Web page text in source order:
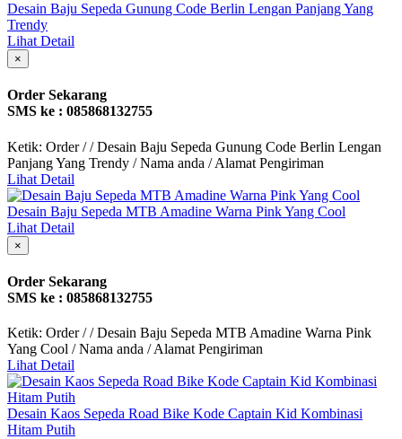
Desain Baju Sepeda Gunung Code Berlin Lengan Panjang Yang
Trendy
Lihat Detail
×
Order Sekarang
SMS ke : 085868132755
Ketik: Order / / Desain Baju Sepeda Gunung Code Berlin Lengan
Panjang Yang Trendy / Nama anda / Alamat Pengiriman
Lihat Detail
Desain Baju Sepeda MTB Amadine Warna Pink Yang Cool
Lihat Detail
×
Order Sekarang
SMS ke : 085868132755
Ketik: Order / / Desain Baju Sepeda MTB Amadine Warna Pink
Yang Cool / Nama anda / Alamat Pengiriman
Lihat Detail
Desain Kaos Sepeda Road Bike Kode Captain Kid Kombinasi
Hitam Putih